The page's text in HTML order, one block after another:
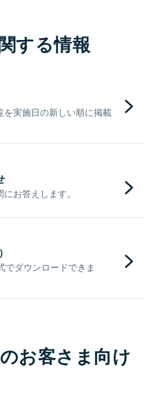
する情報
実施日の新しい順に掲載
お答えします。
でダウンロードできま
お客さま向け